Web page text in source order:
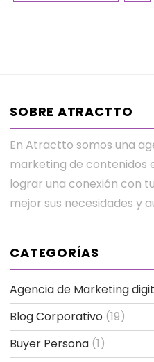
SOBRE ATRACTTO
En Atractto somos una
marketing de contenidos
lograr una conexión con
mejor sus necesidades y
CATEGORÍAS
Agencia de Marketing
Blog Corporativo (19)
Buyer Persona (1)